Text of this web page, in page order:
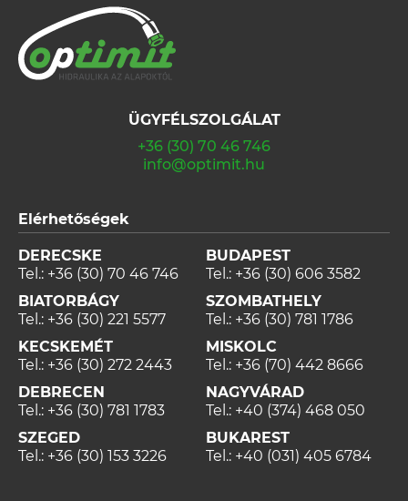
ÜGYFÉLSZOLGÁLAT
+36 (30) 70 46 746
info@optimit.hu
Elérhetőségek
DERECSKE
Tel.: +36 (30) 70 46 746
BIATORBÁGY
Tel.: +36 (30) 221 5577
KECSKEMÉT
Tel.: +36 (30) 272 2443
DEBRECEN
Tel.: +36 (30) 781 1783
SZEGED
Tel.: +36 (30) 153 3226
BUDAPEST
Tel.: +36 (30) 606 3582
SZOMBATHELY
Tel.: +36 (30) 781 1786
MISKOLC
Tel.: +36 (70) 442 8666
NAGYVÁRAD
Tel.: +40 (374) 468 050
BUKAREST
Tel.: +40 (031) 405 6784